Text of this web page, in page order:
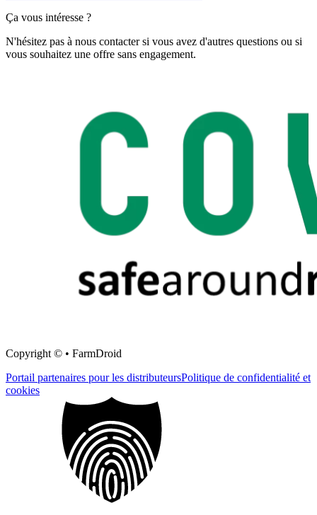
Ça vous intéresse ?
N'hésitez pas à nous contacter si vous avez d'autres questions ou si
vous souhaitez une offre sans engagement.
Copyright © • FarmDroid
Portail partenaires pour les distributeursPolitique de confidentialité et
cookies